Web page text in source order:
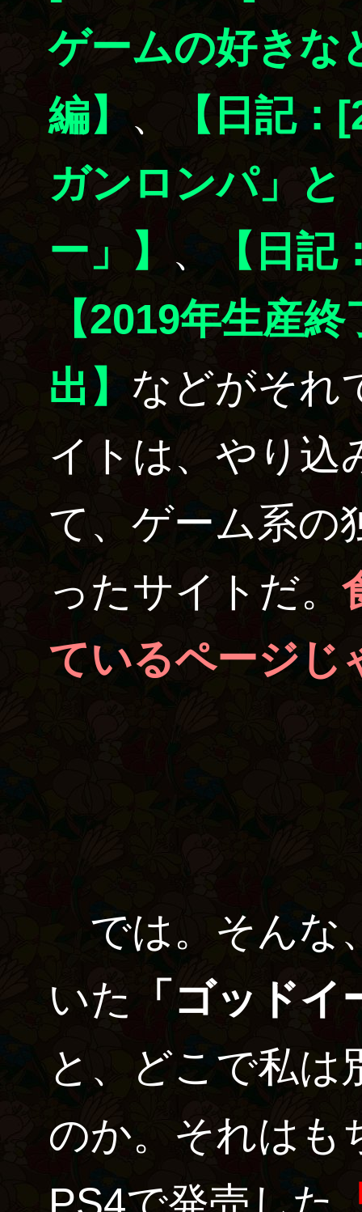
ゲームの好き
編】 、
【日記
ガンロンパ」と
ー」】 、
【日
【2019年生産
出】 などがそれ
イトは、やり込
て、ゲーム系の
ったサイトだ。
ているページじ
では。そんな
いた
「ゴッド
と、どこで私は
のか。それはも
PS4で発売した